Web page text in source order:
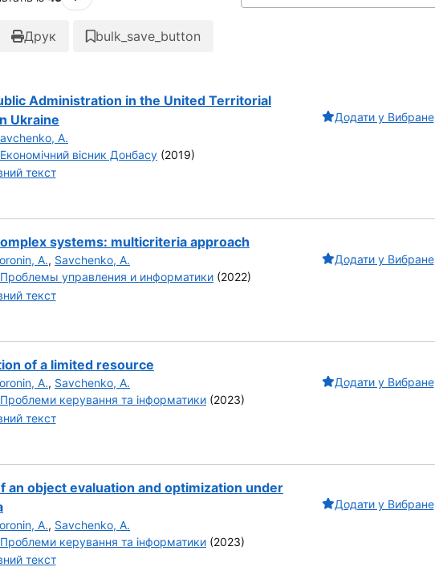
Друк
bulk_save_button
Administration in the United Territorial
Ukraine
A.
Економічний вісник Донбасу (2019)
текст
Додати у Вибране
systems: multicriteria approach
A., Savchenko, A.
Проблемы управления и информатики (2022)
текст
Додати у Вибране
of a limited resource
A., Savchenko, A.
Проблеми керування та інформатики (2023)
текст
Додати у Вибране
an object evaluation and optimization under
A., Savchenko, A.
Проблеми керування та інформатики (2023)
текст
Додати у Вибране